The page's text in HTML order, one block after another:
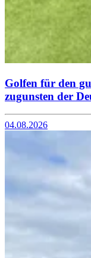
Golfen für den
zugunsten der
04.08.2026